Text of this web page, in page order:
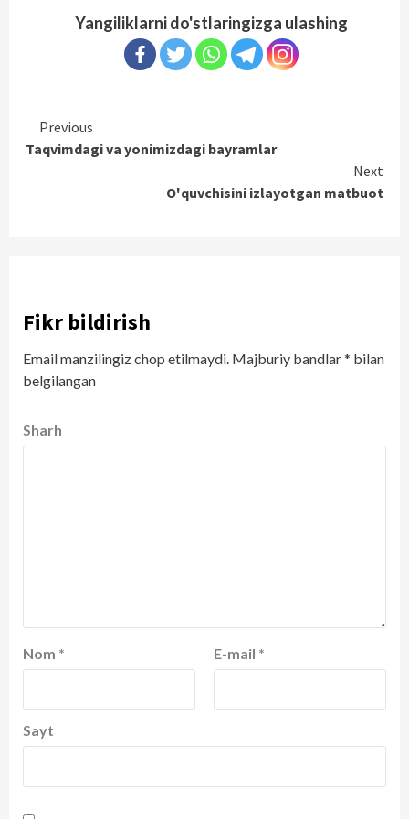
Yangiliklarni do'stlaringizga ulashing
Continue
Reading
Previous
Taqvimdagi va yonimizdagi bayramlar
Next
O'quvchisini izlayotgan matbuot
Fikr bildirish
Email manzilingiz chop etilmaydi. Majburiy bandlar* bilan
belgilangan
Sharh
Nom * E-mail *
Sayt